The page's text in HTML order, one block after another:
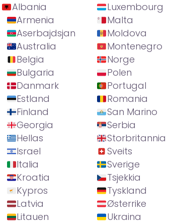
Albania
Armenia
Aserbajdsjan
Australia
Belgia
Bulgaria
Danmark
Estland
Finland
Georgia
Hellas
Israel
Italia
Kroatia
Kypros
Latvia
Litauen
Luxembourg
Malta
Moldova
Montenegro
Norge
Polen
Portugal
Romania
San Marino
Serbia
Storbritannia
Sveits
Sverige
Tsjekkia
Tyskland
Østerrike
Ukraina